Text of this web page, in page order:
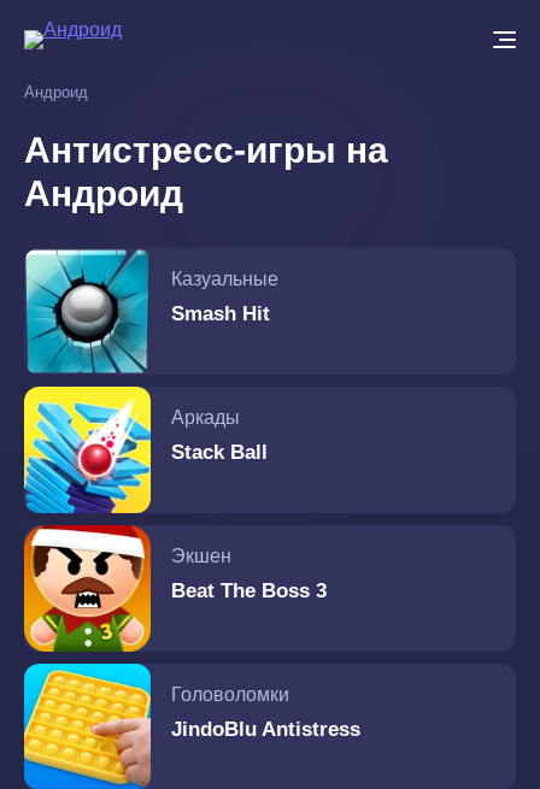
основному
Андроид
Антистресс-игры на
Андроид
Казуальные
Smash Hit
Аркады
Stack Ball
Экшен
Beat The Boss 3
Головоломки
JindoBlu Antistress